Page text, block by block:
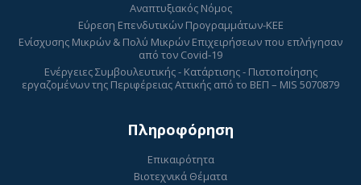
Αναπτυξιακός Νόμος
Εύρεση Επενδυτικών Προγραμμάτων-ΚΕΕ
Ενίσχυσης Μικρών & Πολύ Μικρών Επιχειρήσεων που επλήγησαν
από τον Covid-19
Ενέργειες Συμβουλευτικής - Κατάρτισης - Πιστοποίησης
εργαζομένων της Περιφέρειας Αττικής από το ΒΕΠ – MIS 5070879
Πληροφόρηση
Επικαιρότητα
Βιοτεχνικά Θέματα